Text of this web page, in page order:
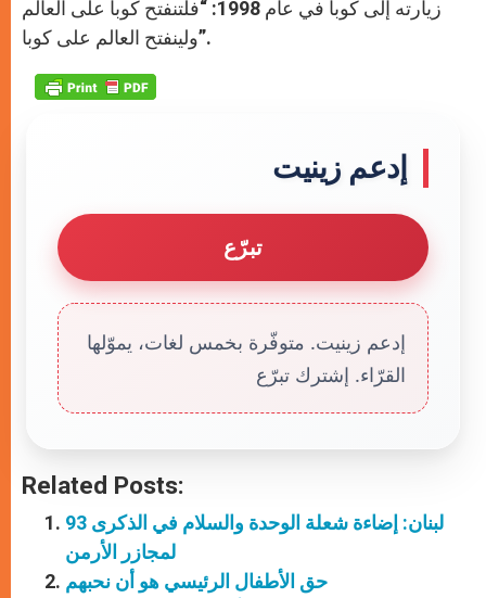
زيارته إلى كوبا في عام 1998: “فلتنفتح كوبا على العالم
ولينفتح العالم على كوبا”.
إدعم زينيت
تبرّع
إدعم زينيت. متوفّرة بخمس لغات، يموّلها
القرّاء. إشترك تبرّع
Related Posts:
لبنان: إضاءة شعلة الوحدة والسلام في الذكرى 93
لمجازر الأرمن
حق الأطفال الرئيسي هو أن نحبهم